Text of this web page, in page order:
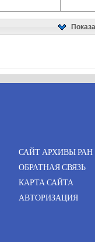
САЙТ АРХИВЫ РАН
ОБРАТНАЯ СВЯЗЬ
КАРТА САЙТА
АВТОРИЗАЦИЯ